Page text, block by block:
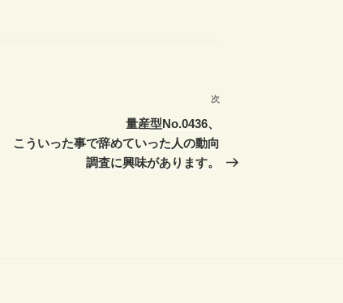
次
稿
次
量産型No.0436、
こういった事で辞めていった人の動向
調査に興味があります。